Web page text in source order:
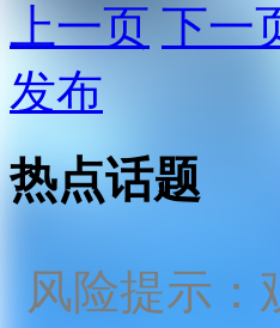
上一页 下一
发布
热点话题
风险提示：